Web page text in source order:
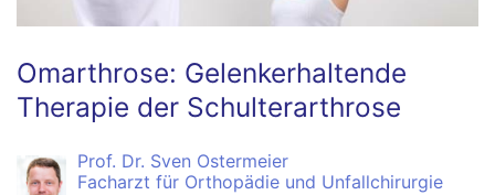
Omarthrose: Gelenkerhaltende
Therapie der Schulterarthrose
Prof. Dr. Sven Ostermeier
Facharzt für Orthopädie und Unfallchirurgie